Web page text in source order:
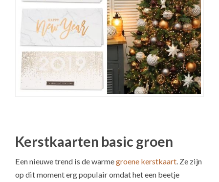
Kerstkaarten basic groen
Een nieuwe trend is de warmegroene kerstkaart . Ze zijn
op dit moment erg populair omdat het een beetje